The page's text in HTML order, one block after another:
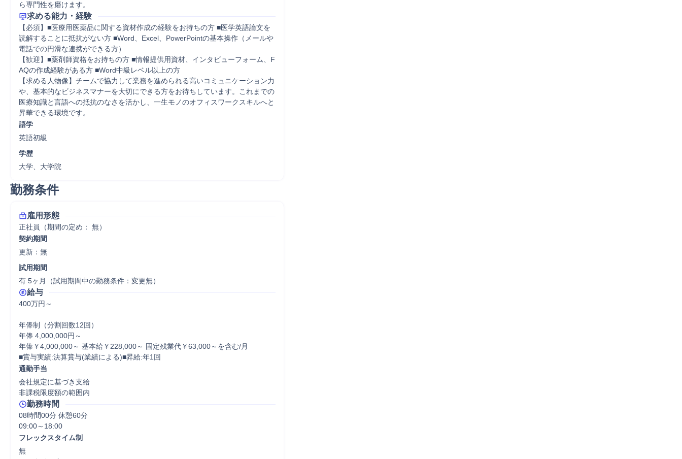
ら専門性を磨けます。
求める能力・経験
【必須】■医療用医薬品に関する資材作成の経験をお持ちの方 ■医学英語論文を
読解することに抵抗がない方 ■Word、Excel、PowerPointの基本操作（メールや
電話での円滑な連携ができる方）
【歓迎】■薬剤師資格をお持ちの方 ■情報提供用資材、インタビューフォーム、F
AQの作成経験がある方 ■Word中級レベル以上の方
【求める人物像】チームで協力して業務を進められる高いコミュニケーション力
や、基本的なビジネスマナーを大切にできる方をお待ちしています。これまでの
医療知識と言語への抵抗のなさを活かし、一生モノのオフィスワークスキルへと
昇華できる環境です。
語学
英語初級
学歴
大学、大学院
勤務条件
雇用形態
正社員（期間の定め： 無）
契約期間
更新：無
試用期間
有 5ヶ月（試用期間中の勤務条件：変更無）
給与
400万円～
年俸制（分割回数12回）
年俸 4,000,000円～
年俸￥4,000,000～ 基本給￥228,000～ 固定残業代￥63,000～を含む/月
■賞与実績:決算賞与(業績による)■昇給:年1回
通勤手当
会社規定に基づき支給
非課税限度額の範囲内
勤務時間
08時間00分 休憩60分
フレックスタイム制
無